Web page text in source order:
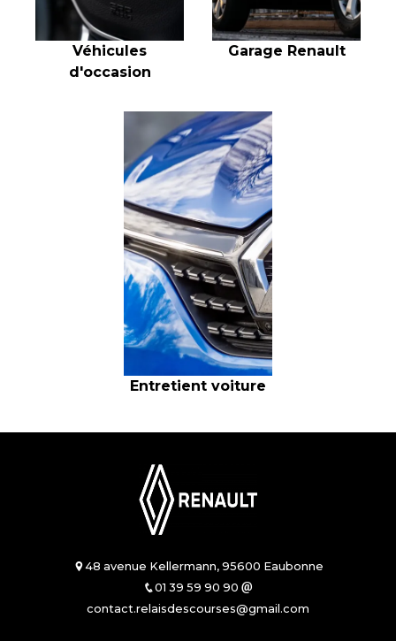
Véhicules
d'occasion
Garage Renault
Entretient voiture
48 avenue Kellermann, 95600 Eaubonne
01 39 59 90 90
contact.relaisdescourses@gmail.com